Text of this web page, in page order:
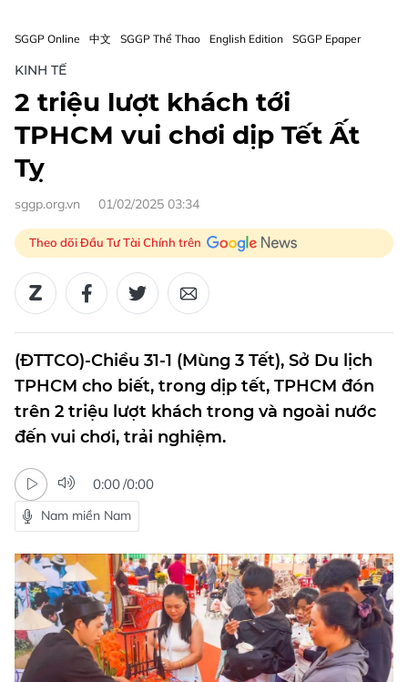
SGGP Online 中文 SGGP Thể Thao English Edition SGGP Epaper
KINH TẾ
2 triệu lượt khách tới
TPHCM vui chơi dịp Tết Ất
Tỵ
sggp.org.vn 01/02/2025 03:34
Theo dõi Đầu Tư Tài Chính trên
(ĐTTCO)-Chiều 31-1 (Mùng 3 Tết), Sở Du lịch
TPHCM cho biết, trong dịp tết, TPHCM đón
trên 2 triệu lượt khách trong và ngoài nước
đến vui chơi, trải nghiệm.
0:00/0:00
Nam miền Nam